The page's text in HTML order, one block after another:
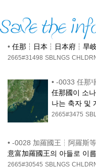
• 任那┆日本┆日本府┆旱岐
2665#31498 SBLNGS
• -0033 任那¹
任那國이 소
나는 축자 및
2665#3475
• -0028 加羅國王┆阿羅斯
意富加羅國王의 아들로 이
2665#30545 SBLNGS